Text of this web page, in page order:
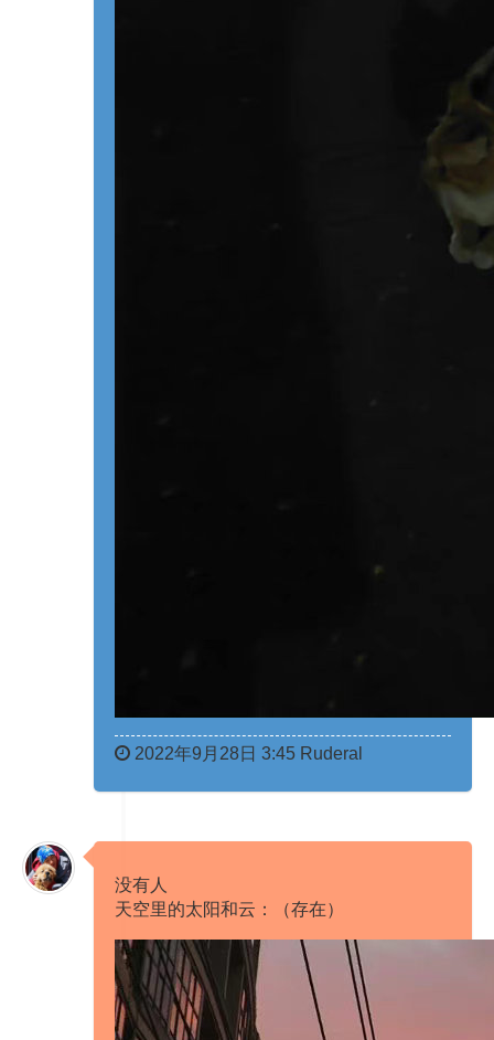
2022年9月28日 3:45 Ruderal
没有人​​​
天空里的太阳和云：（存在） ​​​